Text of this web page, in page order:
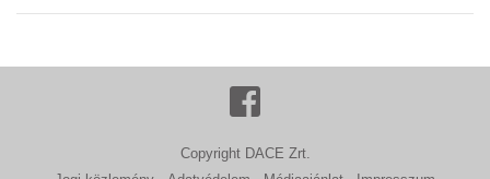
Copyright DACE Zrt.